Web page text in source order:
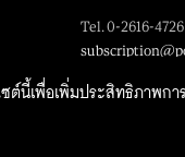
ต์นี้เพื่อเพิ่มประสิทธิภาพก
Tel. 0-2616-4726